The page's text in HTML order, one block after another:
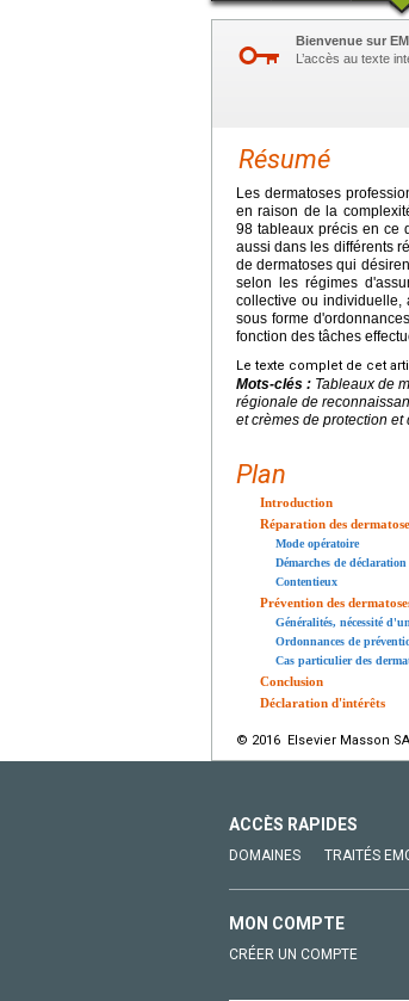
Bienvenue sur
L’accès au texte
Résumé
Les dermatoses
en raison de la
98 tableaux précis en ce
aussi dans les différents
de dermatoses qui
selon les régimes
collective ou individuelle,
sous forme
fonction des tâches
Le texte complet de cet
Mots-clés : Tableaux de
régionale de
et crèmes de protection
Plan
Introduction
Réparation des
Mode opératoire
Démarches de
Contentieux
Prévention des
Généralités, nécessité
Ordonnances de
Cas particulier des
Conclusion
Déclaration d'intérêts
© 2016 Elsevier Masson
ACCÈS RAPIDES
DOMAINES TRAITÉS
MON COMPTE
CRÉER UN COMPTE